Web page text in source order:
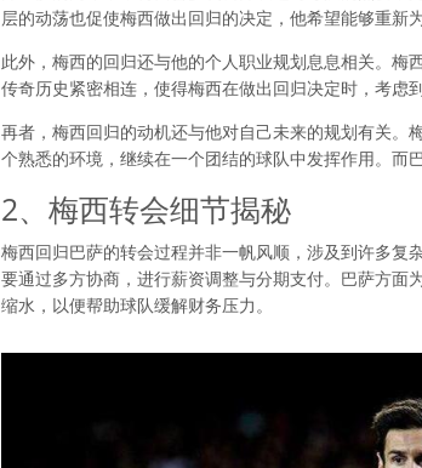
层的动荡也促使梅西做出回归的决定，他希望能够重新
此外，梅西的回归还与他的个人职业规划息息相关。
传奇历史紧密相连，使得梅西在做出回归决定时，考虑
再者，梅西回归的动机还与他对自己未来的规划有关
个熟悉的环境，继续在一个团结的球队中发挥作用。而
2、梅西转会细节揭秘
梅西回归巴萨的转会过程并非一帆风顺，涉及到许多
要通过多方协商，进行薪资调整与分期支付。巴萨方面
缩水，以便帮助球队缓解财务压力。